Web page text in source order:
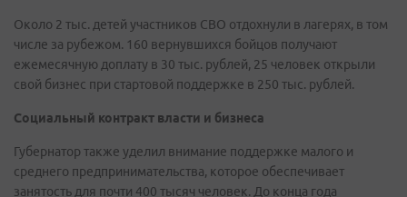
Около 2 тыс. детей участников СВО отдохнули в лагерях, в том
числе за рубежом. 160 вернувшихся бойцов получают
ежемесячную доплату в 30 тыс. рублей, 25 человек открыли
свой бизнес при стартовой поддержке в 250 тыс. рублей.
Социальный контракт власти и бизнеса
Губернатор также уделил внимание поддержке малого и
среднего предпринимательства, которое обеспечивает
занятость для почти 400 тысяч человек. До конца года